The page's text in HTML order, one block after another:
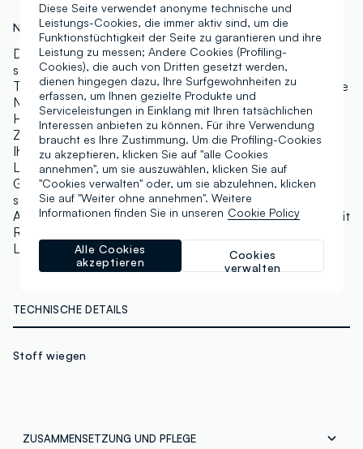
N.Art:000664783
Dank unseres gebackenen Bronzers können Sie einen
sonnenverwöhnten Effekt erzielen, als hätten Sie einen
Tag am Strand verbracht. Dieses perlende Puder ist eine
Neuheit in unserer Re-loaded Serie, die dunkleren
Hauttönen einen sonnengeküssten Glanz verleiht.
Zudem wird es in einem kompakten Etui präsentiert, das
Ihnen ermöglicht, auch unterwegs einen natürlichen
Look zu kreieren. Streichen Sie es über die
Gesichtspartien, die einen bronzierten Touch erhalten
sollen, oder verwenden Sie es feucht auf den
Augenlidern für einen dramatischen Look. Fortfahren mit
Revolution Highlight Re-loaded für einen intensiven
Leuchteffekt. Nicht an Tieren getestet.
TECHNISCHE DETAILS
Stoff wiegen
ZUSAMMENSETZUNG UND PFLEGE
Diese Seite verwendet anonyme technische und
Leistungs-Cookies, die immer aktiv sind, um die
Funktionstüchtigkeit der Seite zu garantieren und ihre
Leistung zu messen; Andere Cookies (Profiling-
Cookies), die auch von Dritten gesetzt werden,
dienen hingegen dazu, Ihre Surfgewohnheiten zu
erfassen, um Ihnen gezielte Produkte und
Serviceleistungen in Einklang mit Ihren tatsächlichen
Interessen anbieten zu können. Für ihre Verwendung
braucht es Ihre Zustimmung. Um die Profiling-Cookies
zu akzeptieren, klicken Sie auf "alle Cookies
annehmen", um sie auszuwählen, klicken Sie auf
"Cookies verwalten" oder, um sie abzulehnen, klicken
Sie auf "Weiter ohne annehmen". Weitere
Informationen finden Sie in unseren Cookie Policy
Cookies
verwalten
Alle Cookies
akzeptieren